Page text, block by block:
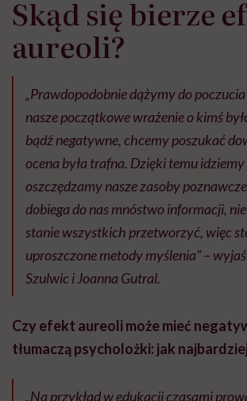
Skąd się bierze
aureoli?
„Prawdopodobnie dążymy do
nasze początkowe wrażenie o kimś
bądź negatywne, chcemy poszukać
ocena była trafna. Dzięki temu
oszczędzamy nasze zasoby
dobiega do nas mnóstwo informacji,
stanie wszystkich przetworzyć, więc
uproszczone metody myślenia” –
Szulwic i Joanna Gutral.
Czy efekt aureoli może mieć
tłumaczą psycholożki: jak
„Na przykład w edukacji czasami